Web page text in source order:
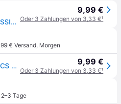
vielseitiges URBAN CLASSICS Herren Polo-Shirt Taschen 120 g/m² mit Baumwolle Schwarz/Grau
9,99 €
Oder 3 Zahlungen von 3,33 €¹
€ Versand, Morgen
vielseitiges URBAN CLASSICS Herren Polo-Shirt Taschen 120 g/m² mit Baumwolle Schwarz/Grau 9,99 €
Oder 3 Zahlungen von 3,33 €¹
2–3 Tage